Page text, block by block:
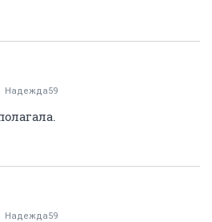
Надежда59
Надежда59